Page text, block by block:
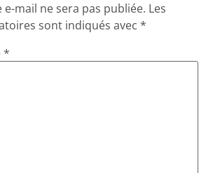
e-mail ne sera pas publiée. Les
sont indiqués avec*
*